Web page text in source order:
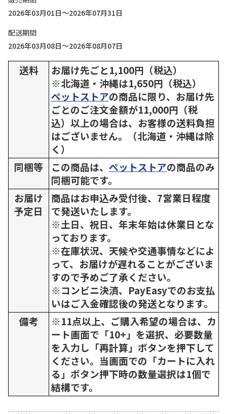
2026年03月01日～2026年07月31日
配送期間
2026年03月08日～2026年08月07日
送料
お届け先ごと1,100円（税込）
※北海道・沖縄は1,650円（税込）
ペットストアの商品に限り、お届け先
ごとのご注文金額が11,000円（税
込）以上の場合は、お客様の送料負担
はございません。（北海道・沖縄は除
く）
同梱等
この商品は、 ペットストアの商品のみ
同梱可能です。
お届け
予定日
商品はお申込み受付後、7営業日程度
で発送いたします。
※土日、祝日、年末年始は休業日とな
っております。
※在庫状況、天候や交通事情などによ
って、お届けが遅れることがございま
すので予めご了承ください。
※コンビニ決済、PayEasyでのお支払
いはご入金確認後の発送となります。
備考
※11点以上、ご購入希望の場合は、カ
ート画面で「10+」を選択、必要数量
を入力し「再計算」ボタンを押下して
ください。当画面での「カートに入れ
る」ボタン押下時の数量選択は1個で
結構です。